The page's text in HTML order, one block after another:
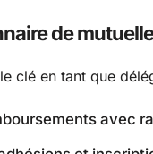
de mutuelle
clé en tant que
avec